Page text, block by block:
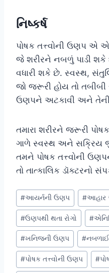
નિષ્કર્ષ
પોષક તત્ત્વોની ઉણપ એ
જે શરીરને નબળું પાડી શકે
વધારી શકે છે. સ્વસ્થ,
જો જરૂરી હોય તો
ઉણપને અટકાવી અને તેની
તમારા શરીરને જરૂરી પોષક
ગાળે સ્વસ્થ અને સક્રિય
તમને પોષક તત્ત્વોની
તો તાત્કાલિક ડૉક્ટરનો
Post
Tags:
#આયર્નની ઉણપ #આહાર
#ઉણપથી થતા રોગો #
#ખનિજની ઉણપ #
#પોષક તત્ત્વોની ઉણપ #